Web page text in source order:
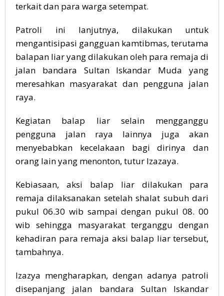
terkait dan para warga setempat.
Patroli ini lanjutnya, dilakukan untuk
mengantisipasi gangguan kamtibmas, terutama
balapan liar yang dilakukan oleh para remaja di
jalan bandara Sultan Iskandar Muda yang
meresahkan masyarakat dan pengguna jalan
raya.
Kegiatan balap liar selain mengganggu
pengguna jalan raya lainnya juga akan
menyebabkan kecelakaan bagi dirinya dan
orang lain yang menonton, tutur Izazaya.
Kebiasaan, aksi balap liar dilakukan para
remaja dilaksanakan setelah shalat subuh dari
pukul 06.30 wib sampai dengan pukul 08. 00
wib sehingga masyarakat terganggu dengan
kehadiran para remaja aksi balap liar tersebut,
tambahnya.
Izazya mengharapkan, dengan adanya patroli
disepanjang jalan bandara Sultan Iskandar